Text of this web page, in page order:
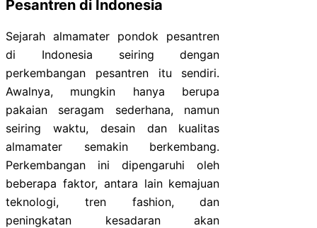
Pesantren di Indonesia
Sejarah almamater pondok pesantren
di Indonesia seiring dengan
perkembangan pesantren itu sendiri.
Awalnya, mungkin hanya berupa
pakaian seragam sederhana, namun
seiring waktu, desain dan kualitas
almamater semakin berkembang.
Perkembangan ini dipengaruhi oleh
beberapa faktor, antara lain kemajuan
teknologi, tren fashion, dan
peningkatan kesadaran akan